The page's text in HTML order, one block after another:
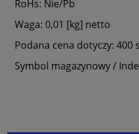
RoHs: Nie/Pb
Waga: 0,01 [kg] netto
Podana cena dotyczy: 400
Symbol magazynowy /